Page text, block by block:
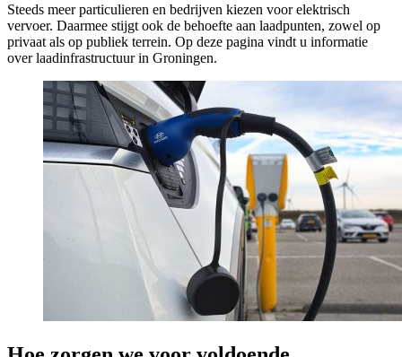
Steeds meer particulieren en bedrijven kiezen voor elektrisch
vervoer. Daarmee stijgt ook de behoefte aan laadpunten, zowel op
privaat als op publiek terrein. Op deze pagina vindt u informatie
over laadinfrastructuur in Groningen.